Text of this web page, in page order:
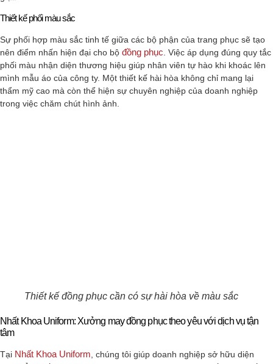
Thiết kế phối màu sắc
Sự phối hợp màu sắc tinh tế giữa các bộ phận của trang phục sẽ tạo
nên điểm nhấn hiện đại cho bộ đồng phục . Việc áp dụng đúng quy tắc
phối màu nhận diện thương hiệu giúp nhân viên tự hào khi khoác lên
mình mẫu áo của công ty. Một thiết kế hài hòa không chỉ mang lại
thẩm mỹ cao mà còn thể hiện sự chuyên nghiệp của doanh nghiệp
trong việc chăm chút hình ảnh.
Thiết kế đồng phục cần có sự hài hòa về màu sắc
Nhất Khoa Uniform: Xưởng may đồng phục theo yêu với dịch vụ tận
tâm
Tại Nhất Khoa Uniform , chúng tôi giúp doanh nghiệp sở hữu diện